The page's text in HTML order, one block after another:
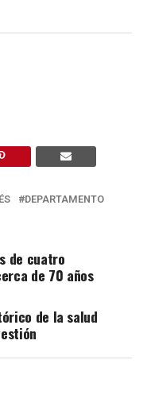
DEPARTAMENTO
de cuatro
de 70 años
de la salud